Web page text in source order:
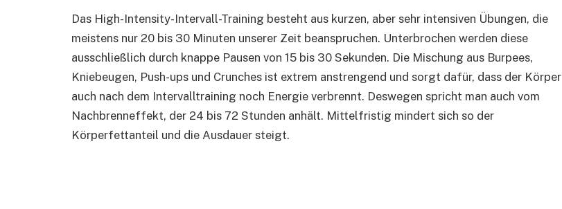
Das High-Intensity-Intervall-Training besteht aus kurzen, aber sehr intensiven Übungen, die
meistens nur 20 bis 30 Minuten unserer Zeit beanspruchen. Unterbrochen werden diese
ausschließlich durch knappe Pausen von 15 bis 30 Sekunden. Die Mischung aus Burpees,
Kniebeugen, Push-ups und Crunches ist extrem anstrengend und sorgt dafür, dass der Körper
auch nach dem Intervalltraining noch Energie verbrennt. Deswegen spricht man auch vom
Nachbrenneffekt, der 24 bis 72 Stunden anhält. Mittelfristig mindert sich so der
Körperfettanteil und die Ausdauer steigt.